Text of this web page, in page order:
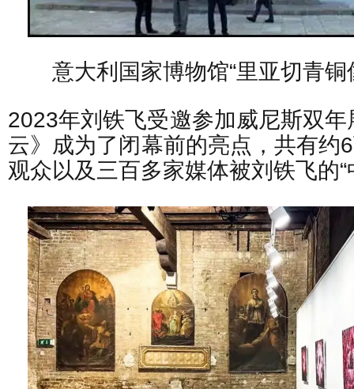
意大利国家博物馆“里亚切青铜
2023年刘铁飞受邀参加威尼斯双
云》成为了闭幕前的亮点，共有约
观众以及三百多家媒体被刘铁飞的“